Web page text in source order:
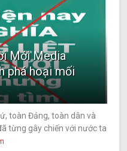
Mới Media
phá hoại mối
toàn Đảng, toàn dân và
từng gây chiến với nước ta